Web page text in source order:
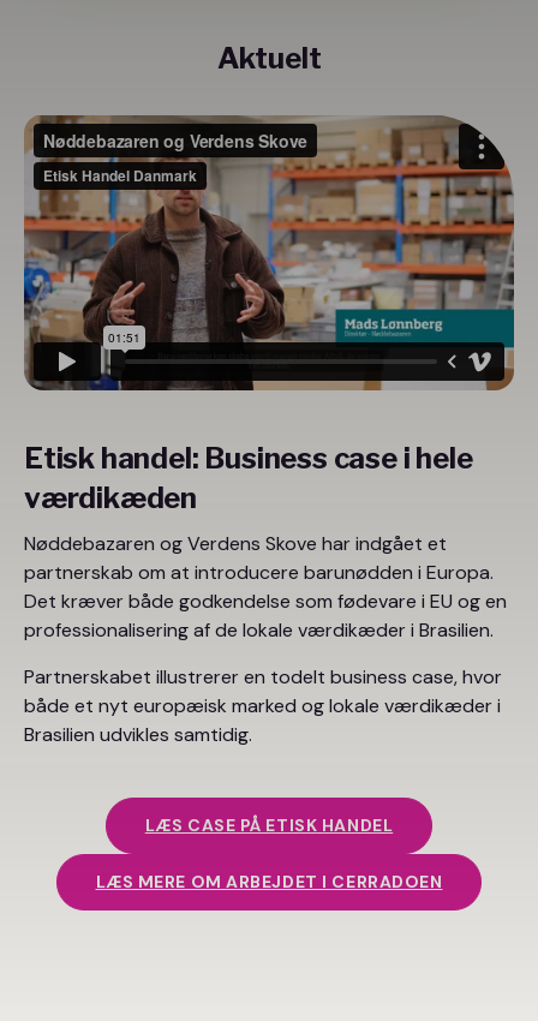
Aktuelt
Etisk handel: Business case i hele
værdikæden
Nøddebazaren og Verdens Skove har indgået et
partnerskab om at introducere barunødden i Europa.
Det kræver både godkendelse som fødevare i EU og en
professionalisering af de lokale værdikæder i Brasilien.
Partnerskabet illustrerer en todelt business case, hvor
både et nyt europæisk marked og lokale værdikæder i
Brasilien udvikles samtidig.
LÆS CASE PÅ ETISK HANDEL
LÆS MERE OM ARBEJDET I CERRADOEN